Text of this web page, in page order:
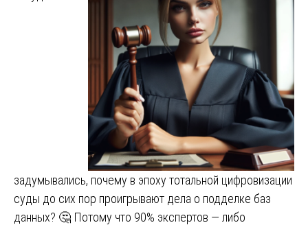
задумывались, почему в эпоху тотальной цифровизации
суды до сих пор проигрывают дела о подделке баз
данных? 🤔 Потому что 90% экспертов — либо